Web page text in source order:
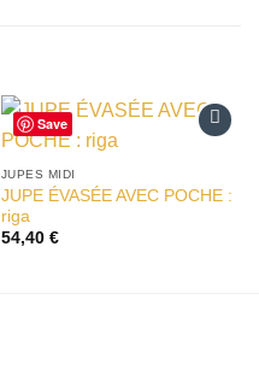
Save
d’envies
JUPES MIDI
JUPE ÉVASÉE AVEC POCHE :
riga
54,40 €